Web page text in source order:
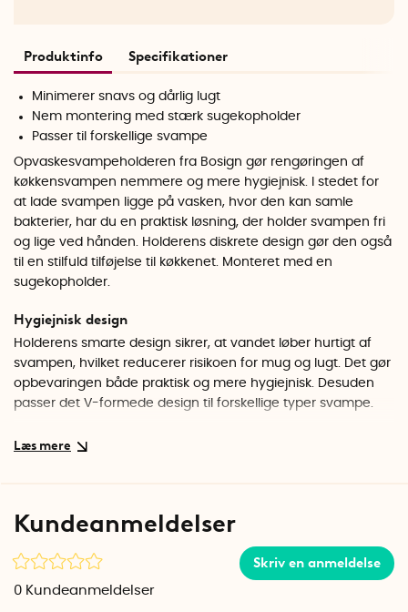
Produktinfo Specifikationer
Minimerer snavs og dårlig lugt
Nem montering med stærk sugekopholder
Passer til forskellige svampe
Opvaskesvampeholderen fra Bosign gør rengøringen af
køkkensvampen nemmere og mere hygiejnisk. I stedet for
at lade svampen ligge på vasken, hvor den kan samle
bakterier, har du en praktisk løsning, der holder svampen fri
og lige ved hånden. Holderens diskrete design gør den også
til en stilfuld tilføjelse til køkkenet. Monteret med en
sugekopholder.
Hygiejnisk design
Holderens smarte design sikrer, at vandet løber hurtigt af
svampen, hvilket reducerer risikoen for mug og lugt. Det gør
opbevaringen både praktisk og mere hygiejnisk. Desuden
passer det V-formede design til forskellige typer svampe.
Flytbar med sugekopholder
med en fugtig klud, hvis det er nødvendigt. Anbefales ikke til
Kundeanmeldelser
Skriv en anmeldelse
0 Kundeanmeldelser